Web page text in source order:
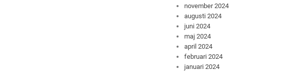
november 2024
augusti 2024
juni 2024
maj 2024
april 2024
februari 2024
januari 2024